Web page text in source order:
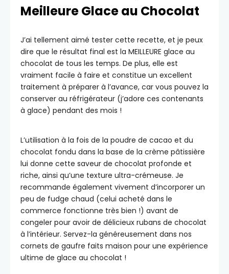
Meilleure Glace au Chocolat
J’ai tellement aimé tester cette recette, et je peux
dire que le résultat final est la MEILLEURE glace au
chocolat de tous les temps. De plus, elle est
vraiment facile à faire et constitue un excellent
traitement à préparer à l’avance, car vous pouvez la
conserver au réfrigérateur (j’adore ces contenants
à glace) pendant des mois !
L’utilisation à la fois de la poudre de cacao et du
chocolat fondu dans la base de la crème pâtissière
lui donne cette saveur de chocolat profonde et
riche, ainsi qu’une texture ultra-crémeuse. Je
recommande également vivement d’incorporer un
peu de fudge chaud (celui acheté dans le
commerce fonctionne très bien !) avant de
congeler pour avoir de délicieux rubans de chocolat
à l’intérieur. Servez-la généreusement dans nos
cornets de gaufre faits maison pour une expérience
ultime de glace au chocolat !